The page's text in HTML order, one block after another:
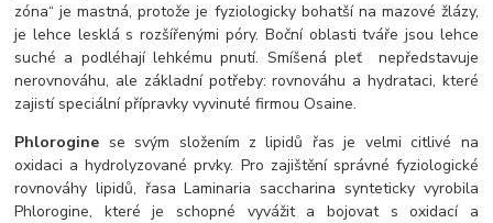
zóna“ je mastná, protože je fyziologicky bohatší na mazové žlázy,
je lehce lesklá s rozšířenými póry. Boční oblasti tváře jsou lehce
suché a podléhají lehkému pnutí. Smíšená pleť nepředstavuje
nerovnováhu, ale základní potřeby: rovnováhu a hydrataci, které
zajistí speciální přípravky vyvinuté firmou Osaine.
Phlorogine se svým složením z lipidů řas je velmi citlivé na
oxidaci a hydrolyzované prvky. Pro zajištění správné fyziologické
rovnováhy lipidů, řasa Laminaria saccharina synteticky vyrobila
Phlorogine, které je schopné vyvážit a bojovat s oxidací a